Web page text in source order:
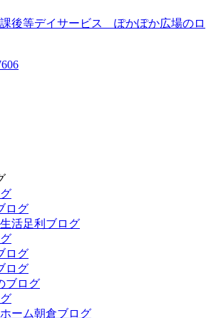
ログ
活足利ブログ
ログ
ログ
ブログ
ーム朝倉ブログ